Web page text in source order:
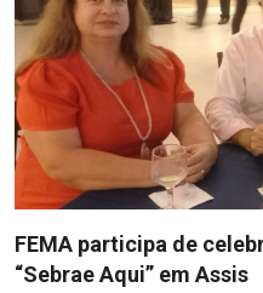
FEMA participa de
“Sebrae Aqui” em Assis